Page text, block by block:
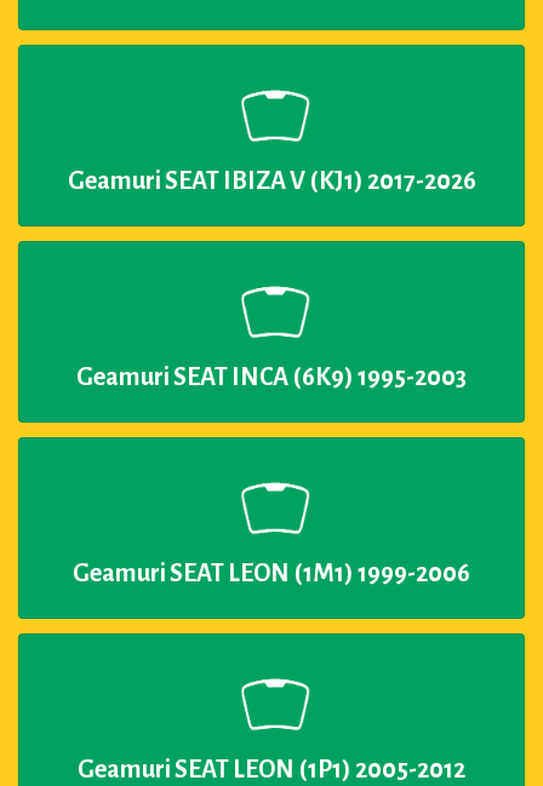
Geamuri SEAT IBIZA V (KJ1) 2017-2026
Geamuri SEAT INCA (6K9) 1995-2003
Geamuri SEAT LEON (1M1) 1999-2006
Geamuri SEAT LEON (1P1) 2005-2012